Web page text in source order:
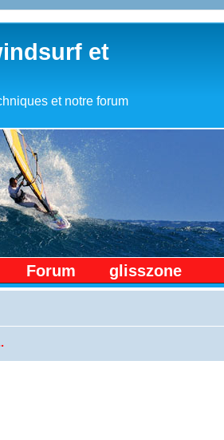
et
et notre forum
Forum glisszone